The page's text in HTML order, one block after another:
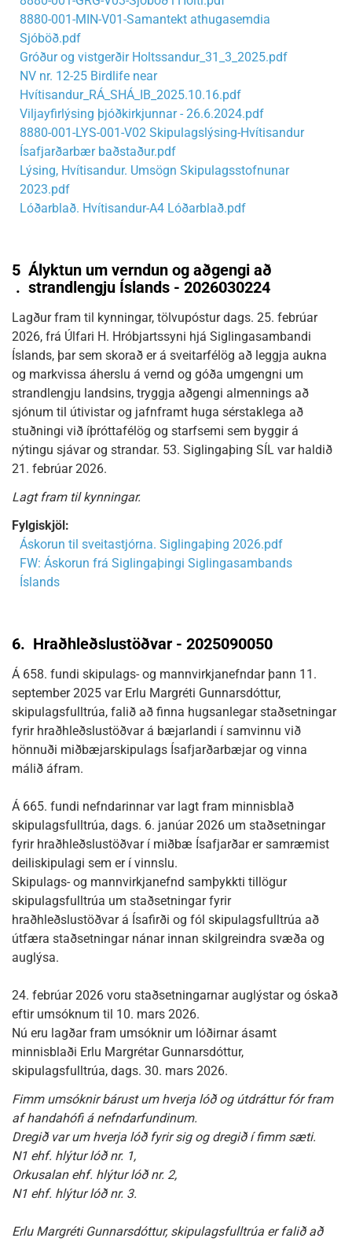
8880-001-MIN-V01-Samantekt athugasemdia
Sjóböð.pdf
Gróður og vistgerðir Holtssandur_31_3_2025.pdf
NV nr. 12-25 Birdlife near
Hvítisandur_RÁ_SHÁ_IB_2025.10.16.pdf
Viljayfirlýsing þjóðkirkjunnar - 26.6.2024.pdf
8880-001-LYS-001-V02 Skipulagslýsing-Hvítisandur
Ísafjarðarbær baðstaður.pdf
Lýsing, Hvítisandur. Umsögn Skipulagsstofnunar
2023.pdf
Lóðarblað. Hvítisandur-A4 Lóðarblað.pdf
5
.
Ályktun um verndun og aðgengi að
strandlengju Íslands - 2026030224
Lagður fram til kynningar, tölvupóstur dags. 25. febrúar
2026, frá Úlfari H. Hróbjartssyni hjá Siglingasambandi
Íslands, þar sem skorað er á sveitarfélög að leggja aukna
og markvissa áherslu á vernd og góða umgengni um
strandlengju landsins, tryggja aðgengi almennings að
sjónum til útivistar og jafnframt huga sérstaklega að
stuðningi við íþróttafélög og starfsemi sem byggir á
nýtingu sjávar og strandar. 53. Siglingaþing SÍL var haldið
21. febrúar 2026.
Lagt fram til kynningar.
Fylgiskjöl:
Áskorun til sveitastjórna. Siglingaþing 2026.pdf
FW: Áskorun frá Siglingaþingi Siglingasambands
Íslands
6. Hraðhleðslustöðvar - 2025090050
Á 658. fundi skipulags- og mannvirkjanefndar þann 11.
september 2025 var Erlu Margréti Gunnarsdóttur,
skipulagsfulltrúa, falið að finna hugsanlegar staðsetningar
fyrir hraðhleðslustöðvar á bæjarlandi í samvinnu við
hönnuði miðbæjarskipulags Ísafjarðarbæjar og vinna
málið áfram.
Á 665. fundi nefndarinnar var lagt fram minnisblað
skipulagsfulltrúa, dags. 6. janúar 2026 um staðsetningar
fyrir hraðhleðslustöðvar í miðbæ Ísafjarðar er samræmist
deiliskipulagi sem er í vinnslu.
Skipulags- og mannvirkjanefnd samþykkti tillögur
skipulagsfulltrúa um staðsetningar fyrir
hraðhleðslustöðvar á Ísafirði og fól skipulagsfulltrúa að
útfæra staðsetningar nánar innan skilgreindra svæða og
auglýsa.
24. febrúar 2026 voru staðsetningarnar auglýstar og óskað
eftir umsóknum til 10. mars 2026.
Nú eru lagðar fram umsóknir um lóðirnar ásamt
minnisblaði Erlu Margrétar Gunnarsdóttur,
skipulagsfulltrúa, dags. 30. mars 2026.
Fimm umsóknir bárust um hverja lóð og útdráttur fór fram
af handahófi á nefndarfundinum.
Dregið var um hverja lóð fyrir sig og dregið í fimm sæti.
N1 ehf. hlýtur lóð nr. 1,
Orkusalan ehf. hlýtur lóð nr. 2,
N1 ehf. hlýtur lóð nr. 3.
Erlu Margréti Gunnarsdóttur, skipulagsfulltrúa er falið að